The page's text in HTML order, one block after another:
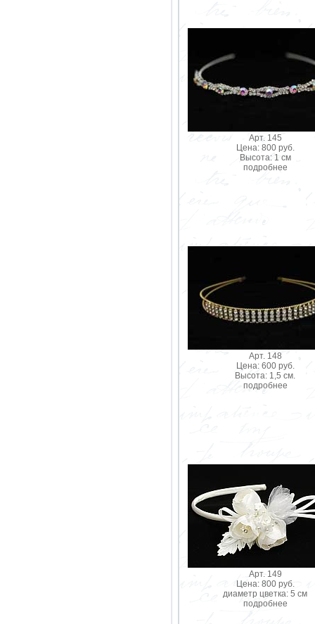
Арт. 145
Цена: 800 руб.
Высота: 1 см
подробнее
Арт. 148
Цена: 600 руб.
Высота: 1,5 см.
подробнее
Арт. 149
Цена: 800 руб.
диаметр цветка: 5 см
подробнее